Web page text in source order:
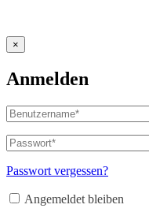
×
Anmelden
Benutzername
oder
E-
Mail-
Adresse*
Passwort*
Erforderlich
Passwort vergessen?
Angemeldet bleiben